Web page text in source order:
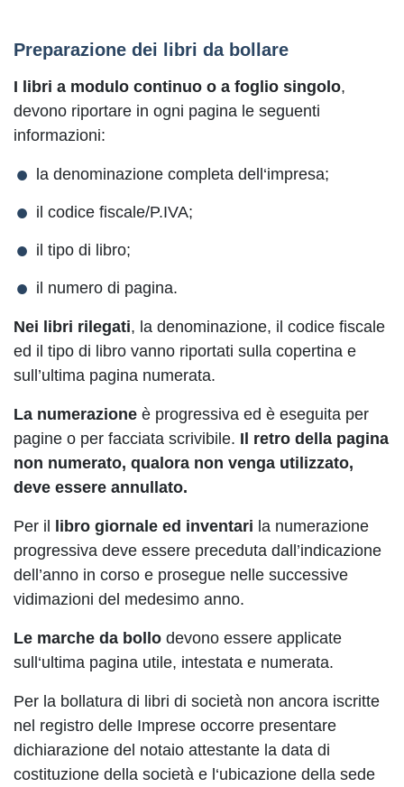
Preparazione dei libri da bollare
I libri a modulo continuo o a foglio singolo,
devono riportare in ogni pagina le seguenti
informazioni:
la denominazione completa dell‘impresa;
il codice fiscale/P.IVA;
il tipo di libro;
il numero di pagina.
Nei libri rilegati, la denominazione, il codice fiscale
ed il tipo di libro vanno riportati sulla copertina e
sull’ultima pagina numerata.
La numerazione è progressiva ed è eseguita per
pagine o per facciata scrivibile. Il retro della pagina
non numerato, qualora non venga utilizzato,
deve essere annullato.
Per il libro giornale ed inventari la numerazione
progressiva deve essere preceduta dall’indicazione
dell’anno in corso e prosegue nelle successive
vidimazioni del medesimo anno.
Le marche da bollo devono essere applicate
sull‘ultima pagina utile, intestata e numerata.
Per la bollatura di libri di società non ancora iscritte
nel registro delle Imprese occorre presentare
dichiarazione del notaio attestante la data di
costituzione della società e l‘ubicazione della sede